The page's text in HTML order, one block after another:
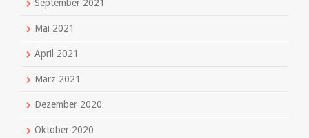
September 2021
Mai 2021
April 2021
März 2021
Dezember 2020
Oktober 2020